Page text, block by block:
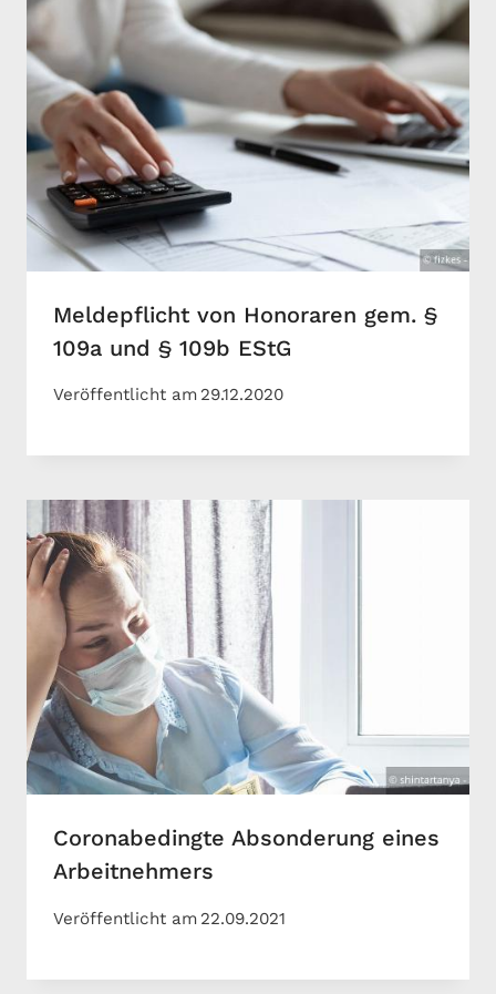
Meldepflicht von Honoraren gem. §
109a und § 109b EStG
Veröffentlicht am 29.12.2020
Coronabedingte Absonderung eines
Arbeitnehmers
Veröffentlicht am 22.09.2021